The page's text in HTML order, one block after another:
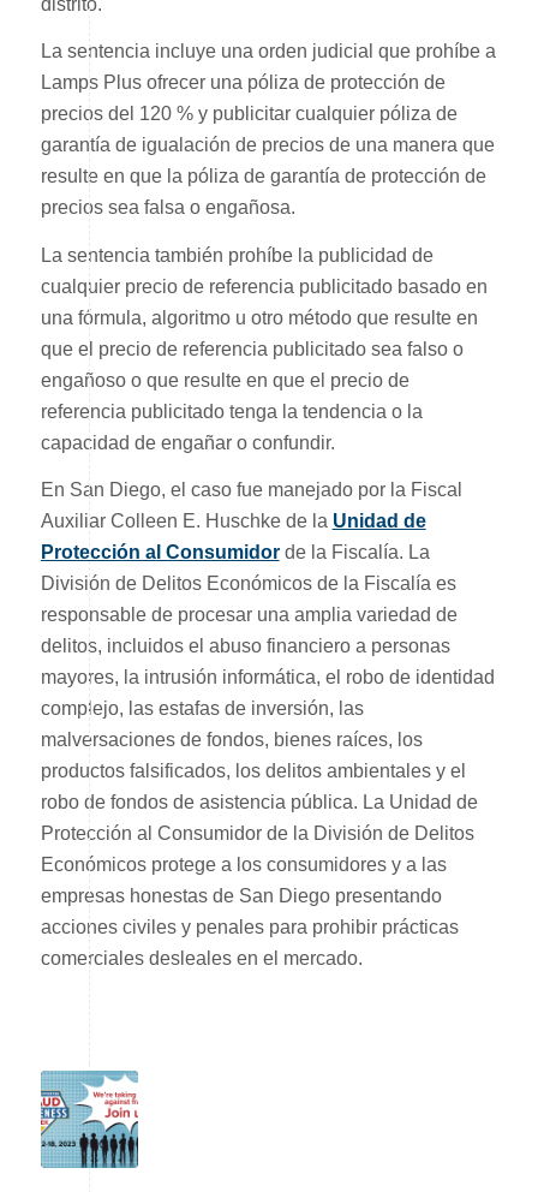
La sentencia incluye una orden judicial que prohíbe a
Lamps Plus ofrecer una póliza de protección de
precios del 120 % y publicitar cualquier póliza de
garantía de igualación de precios de una manera que
resulte en que la póliza de garantía de protección de
precios sea falsa o engañosa.
La sentencia también prohíbe la publicidad de
cualquier precio de referencia publicitado basado en
una fórmula, algoritmo u otro método que resulte en
que el precio de referencia publicitado sea falso o
engañoso o que resulte en que el precio de
referencia publicitado tenga la tendencia o la
capacidad de engañar o confundir.
En San Diego, el caso fue manejado por la Fiscal
Auxiliar Colleen E. Huschke de la Unidad de
Protección al Consumidorde la Fiscalía. La
División de Delitos Económicos de la Fiscalía es
responsable de procesar una amplia variedad de
delitos, incluidos el abuso financiero a personas
mayores, la intrusión informática, el robo de identidad
complejo, las estafas de inversión, las
malversaciones de fondos, bienes raíces, los
productos falsificados, los delitos ambientales y el
robo de fondos de asistencia pública. La Unidad de
Protección al Consumidor de la División de Delitos
Económicos protege a los consumidores y a las
empresas honestas de San Diego presentando
acciones civiles y penales para prohibir prácticas
comerciales desleales en el mercado.